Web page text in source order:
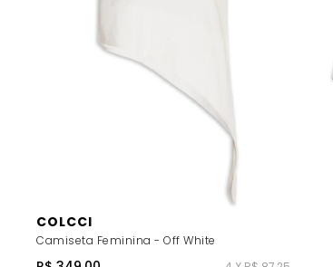
COLCCI
Camiseta Feminina - Off White